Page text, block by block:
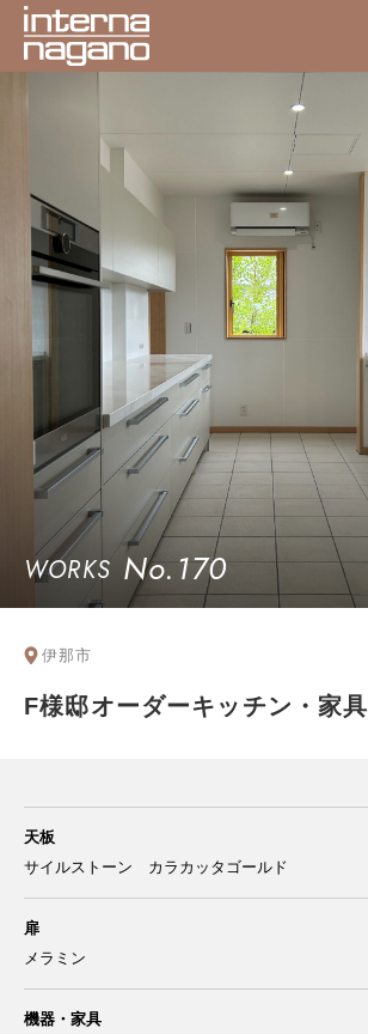
WORKS No.170
伊那市
F様邸オーダーキッチン・家具
天板
サイルストーン カラカッタゴールド
扉
メラミン
機器・家具